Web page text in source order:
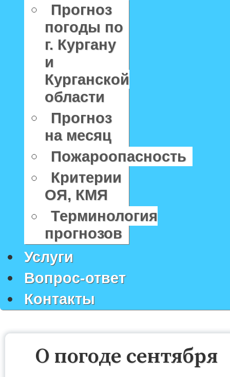
Прогноз
погоды по
г. Кургану
и
Курганской
области
Прогноз
на месяц
Пожароопасность
Критерии
ОЯ, КМЯ
Терминология
прогнозов
Услуги
Вопрос-ответ
Контакты
О погоде сентября